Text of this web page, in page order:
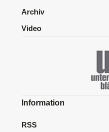
Archiv
Video
Information
RSS